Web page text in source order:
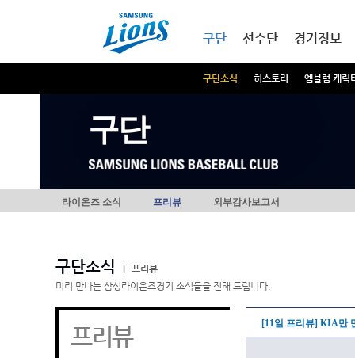
구단
구단소식 히스토리 엠블럼 캐릭
선수단 경기정보
구단
라이온즈 소식 프리뷰 외부감사보고서
구단소식
프리뷰
미리 만나는 삼성라이온즈경기 소식들을 전해 드립니다.
프리뷰 [11일 프리뷰] KIA만